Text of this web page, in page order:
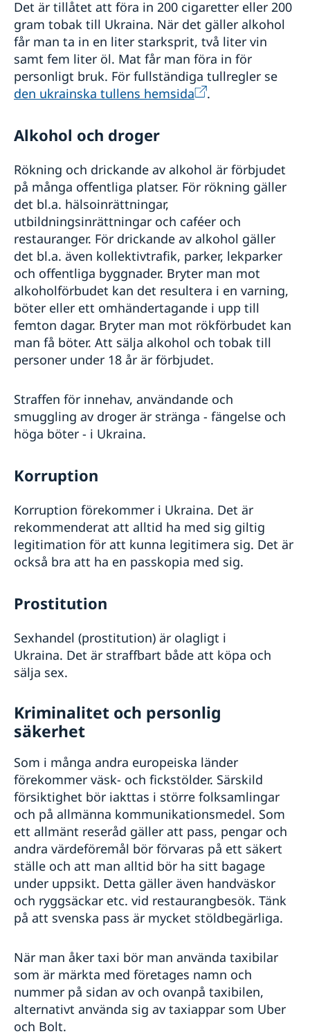
Det är tillåtet att föra in 200 cigaretter eller 200
gram tobak till Ukraina. När det gäller alkohol
får man ta in en liter starksprit, två liter vin
samt fem liter öl. Mat får man föra in för
personligt bruk. För fullständiga tullregler se
den ukrainska tullens hemsida
.
Alkohol och droger
Rökning och drickande av alkohol är förbjudet
på många offentliga platser. För rökning gäller
det bl.a. hälsoinrättningar,
utbildningsinrättningar och caféer och
restauranger. För drickande av alkohol gäller
det bl.a. även kollektivtrafik, parker, lekparker
och offentliga byggnader. Bryter man mot
alkoholförbudet kan det resultera i en varning,
böter eller ett omhändertagande i upp till
femton dagar. Bryter man mot rökförbudet kan
man få böter. Att sälja alkohol och tobak till
personer under 18 år är förbjudet.
Straffen för innehav, användande och
smuggling av droger är stränga - fängelse och
höga böter - i Ukraina.
Korruption
Korruption förekommer i Ukraina. Det är
rekommenderat att alltid ha med sig giltig
legitimation för att kunna legitimera sig. Det är
också bra att ha en passkopia med sig.
Prostitution
Sexhandel (prostitution) är olagligt i
Ukraina. Det är straffbart både att köpa och
sälja sex.
Kriminalitet och personlig
säkerhet
Som i många andra europeiska länder
förekommer väsk- och fickstölder. Särskild
försiktighet bör iakttas i större folksamlingar
och på allmänna kommunikationsmedel. Som
ett allmänt reseråd gäller att pass, pengar och
andra värdeföremål bör förvaras på ett säkert
ställe och att man alltid bör ha sitt bagage
under uppsikt. Detta gäller även handväskor
och ryggsäckar etc. vid restaurangbesök. Tänk
på att svenska pass är mycket stöldbegärliga.
När man åker taxi bör man använda taxibilar
som är märkta med företages namn och
nummer på sidan av och ovanpå taxibilen,
alternativt använda sig av taxiappar som Uber
och Bolt.